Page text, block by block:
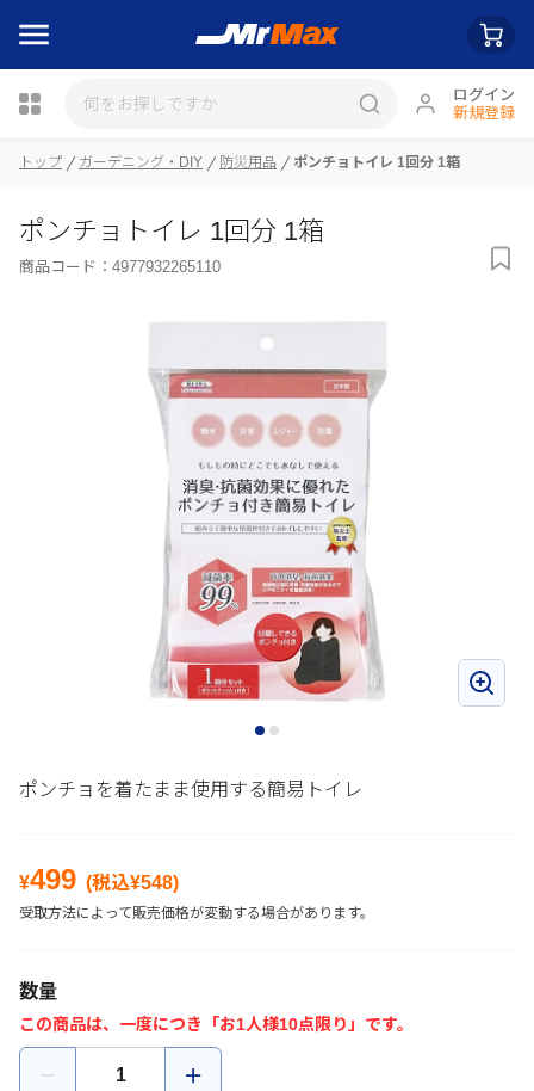
ログイン
新規登録
瓶詰
トップ ガーデニング・DIY 防災用品 ポンチョトイレ 1回分 1箱
ポンチョトイレ 1回分 1箱
商品コード： 4977932265110
ポンチョを着たまま使用する簡易トイレ
¥499 (税込¥548)
受取方法によって販売価格が変動する場合があります。
数量
この商品は、一度につき「お1人様10点限り」です。